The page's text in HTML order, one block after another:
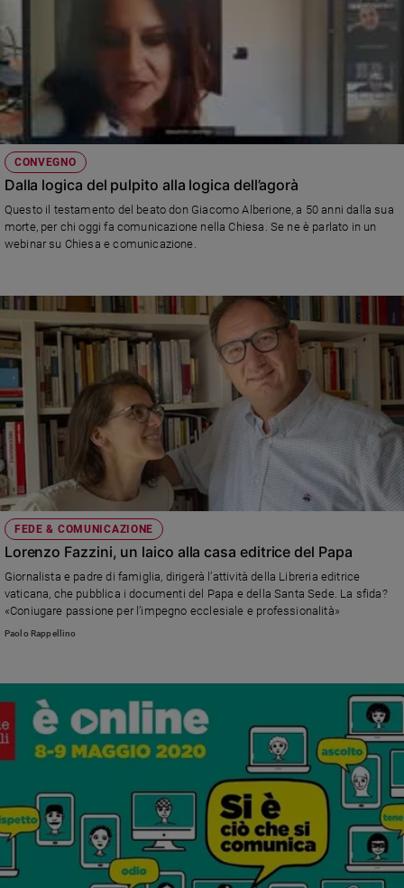
CONVEGNO
Dalla logica del pulpito alla logica dell’agorà
Questo il testamento del beato don Giacomo Alberione, a 50 anni dalla sua
morte, per chi oggi fa comunicazione nella Chiesa. Se ne è parlato in un
webinar su Chiesa e comunicazione.
FEDE & COMUNICAZIONE
Lorenzo Fazzini, un laico alla casa editrice del Papa
Giornalista e padre di famiglia, dirigerà l’attività della Libreria editrice
vaticana, che pubblica i documenti del Papa e della Santa Sede. La sfida?
«Coniugare passione per l’impegno ecclesiale e professionalità»
Paolo Rappellino